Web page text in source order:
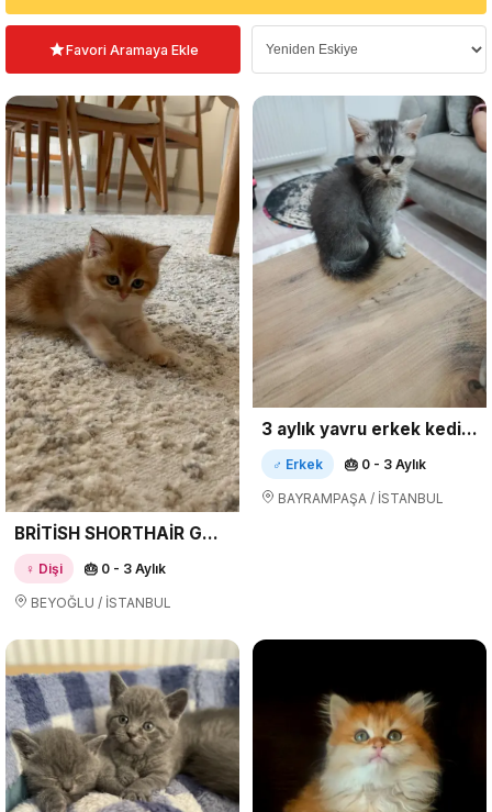
Favori Aramaya Ekle
BRİTİSH SHORTHAİR GOLDEN
♀ Dişi 🎂 0 - 3 Aylık
BEYOĞLU / İSTANBUL
3 aylık yavru erkek kedimiz
♂ Erkek 🎂 0 - 3 Aylık
BAYRAMPAŞA / İSTANBUL